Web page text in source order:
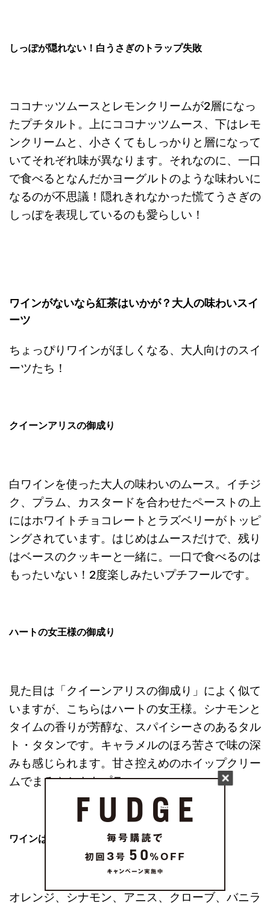
しっぽが隠れない！白うさぎのトラップ失敗
ココナッツムースとレモンクリームが2層になっ
たプチタルト。上にココナッツムース、下はレモ
ンクリームと、小さくてもしっかりと層になって
いてそれぞれ味が異なります。それなのに、一口
で食べるとなんだかヨーグルトのような味わいに
なるのが不思議！隠れきれなかった慌てうさぎの
しっぽを表現しているのも愛らしい！
ワインがないなら紅茶はいかが？大人の味わいスイ
ーツ
ちょっぴりワインがほしくなる、大人向けのスイ
ーツたち！
クイーンアリスの御成り
白ワインを使った大人の味わいのムース。イチジ
ク、プラム、カスタードを合わせたペーストの上
にはホワイトチョコレートとラズベリーがトッピ
ングされています。はじめはムースだけで、残り
はベースのクッキーと一緒に。一口で食べるのは
もったいない！2度楽しみたいプチフールです。
ハートの女王様の御成り
見た目は「クイーンアリスの御成り」によく似て
いますが、こちらはハートの女王様。シナモンと
タイムの香りが芳醇な、スパイシーさのあるタル
ト・タタンです。キャラメルのほろ苦さで味の深
みも感じられます。甘さ控えめのホイップクリー
ムでまろやかさもプラス。
ワインはないよ
オレンジ、シナモン、アニス、クローブ、バニラ